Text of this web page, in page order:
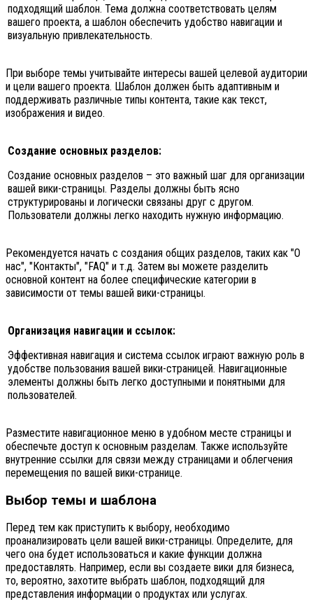
подходящий шаблон. Тема должна соответствовать целям
вашего проекта, а шаблон обеспечить удобство навигации и
визуальную привлекательность.
При выборе темы учитывайте интересы вашей целевой аудитории
и цели вашего проекта. Шаблон должен быть адаптивным и
поддерживать различные типы контента, такие как текст,
изображения и видео.
Создание основных разделов:
Создание основных разделов – это важный шаг для организации
вашей вики-страницы. Разделы должны быть ясно
структурированы и логически связаны друг с другом.
Пользователи должны легко находить нужную информацию.
Рекомендуется начать с создания общих разделов, таких как "О
нас", "Контакты", "FAQ" и т.д. Затем вы можете разделить
основной контент на более специфические категории в
зависимости от темы вашей вики-страницы.
Организация навигации и ссылок:
Эффективная навигация и система ссылок играют важную роль в
удобстве пользования вашей вики-страницей. Навигационные
элементы должны быть легко доступными и понятными для
пользователей.
Разместите навигационное меню в удобном месте страницы и
обеспечьте доступ к основным разделам. Также используйте
внутренние ссылки для связи между страницами и облегчения
перемещения по вашей вики-странице.
Выбор темы и шаблона
Перед тем как приступить к выбору, необходимо
проанализировать цели вашей вики-страницы. Определите, для
чего она будет использоваться и какие функции должна
предоставлять. Например, если вы создаете вики для бизнеса,
то, вероятно, захотите выбрать шаблон, подходящий для
представления информации о продуктах или услугах.